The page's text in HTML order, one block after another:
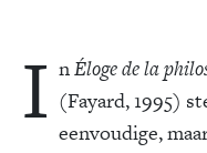
I nÉloge de la
(Fayard, 1995)
eenvoudige,